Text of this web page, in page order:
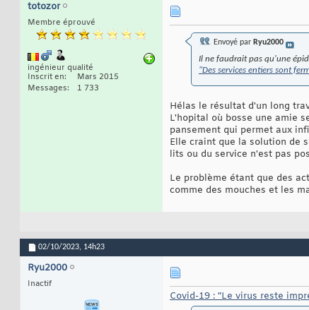
totozor
Membre éprouvé
ingénieur qualité
Inscrit en
Mars 2015
Messages
1 733
Envoyé par Ryu2000
Il ne faudrait pas qu'une
"Des services entiers sont
Hélas le résultat d'un long
L'hopital où bosse une amie
pansement qui permet aux
Elle craint que la solution de
lits ou du service n'est pas
Le problème étant que des
comme des mouches et les
02/10/2023, 14h23
Ryu2000
Inactif
Covid-19 : "Le virus reste